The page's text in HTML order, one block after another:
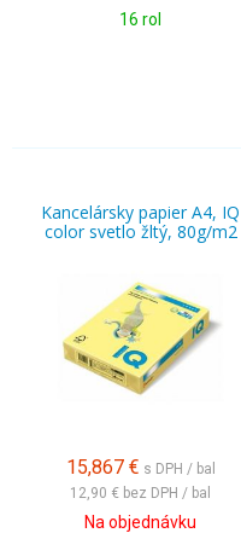
16 rol
Kancelársky papier A4, IQ
color svetlo žltý, 80g/m2
15,867 € s DPH / bal
12,90 € bez DPH / bal
Na objednávku